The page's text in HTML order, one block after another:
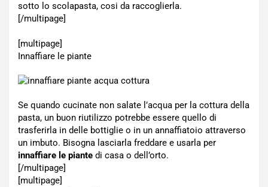
sotto lo scolapasta, cosi da raccoglierla.
[/multipage]
[multipage]
Innaffiare le piante
Se quando cucinate non salate l’acqua per la cottura della
pasta, un buon riutilizzo potrebbe essere quello di
trasferirla in delle bottiglie o in un annaffiatoio attraverso
un imbuto. Bisogna lasciarla freddare e usarla per
innaffiare le piante di casa o dell’orto.
[/multipage]
[multipage]